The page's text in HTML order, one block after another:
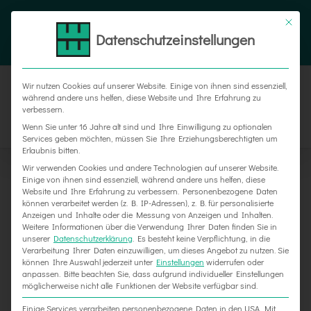
Zum
FacebookInstagram
Xing
Alles Neu macht 2020 bei Weber Werbung
Datenschutzeinstellungen
Wir nutzen Cookies auf unserer Website. Einige von ihnen sind essenziell,
während andere uns helfen, diese Website und Ihre Erfahrung zu
verbessern.
Wenn Sie unter 16 Jahre alt sind und Ihre Einwilligung zu optionalen
Services geben möchten, müssen Sie Ihre Erziehungsberechtigten um
Erlaubnis bitten.
Wir verwenden Cookies und andere Technologien auf unserer Website.
Einige von ihnen sind essenziell, während andere uns helfen, diese
Website und Ihre Erfahrung zu verbessern. Personenbezogene Daten
können verarbeitet werden (z. B. IP-Adressen), z. B. für personalisierte
Anzeigen und Inhalte oder die Messung von Anzeigen und Inhalten.
Weitere Informationen über die Verwendung Ihrer Daten finden Sie in
unserer Datenschutzerklärung Es besteht keine Verpflichtung, in die
Verarbeitung Ihrer Daten einzuwilligen, um dieses Angebot zu nutzen. Sie
können Ihre Auswahl jederzeit unter Einstellungen widerrufen oder
anpassen. Bitte beachten Sie, dass aufgrund individueller Einstellungen
möglicherweise nicht alle Funktionen der Website verfügbar sind.
Einige Services verarbeiten personenbezogene Daten in den USA. Mit